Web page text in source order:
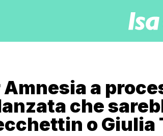
a
che
o Giulia